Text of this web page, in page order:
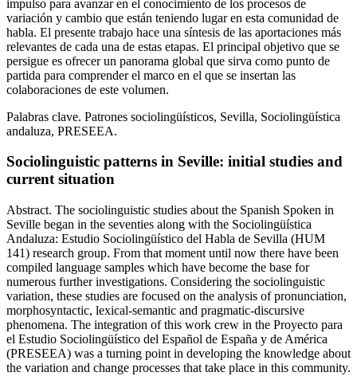
impulso para avanzar en el conocimiento de los procesos de
variación y cambio que están teniendo lugar en esta comunidad de
habla. El presente trabajo hace una síntesis de las aportaciones más
relevantes de cada una de estas etapas. El principal objetivo que se
persigue es ofrecer un panorama global que sirva como punto de
partida para comprender el marco en el que se insertan las
colaboraciones de este volumen.
Palabras clave. Patrones sociolingüísticos, Sevilla, Sociolingüística
andaluza, PRESEEA.
Sociolinguistic patterns in Seville: initial studies and
current situation
Abstract. The sociolinguistic studies about the Spanish Spoken in
Seville began in the seventies along with the Sociolingüística
Andaluza: Estudio Sociolingüístico del Habla de Sevilla (HUM
141) research group. From that moment until now there have been
compiled language samples which have become the base for
numerous further investigations. Considering the sociolinguistic
variation, these studies are focused on the analysis of pronunciation,
morphosyntactic, lexical-semantic and pragmatic-discursive
phenomena. The integration of this work crew in the Proyecto para
el Estudio Sociolingüístico del Español de España y de América
(PRESEEA) was a turning point in developing the knowledge about
the variation and change processes that take place in this community.